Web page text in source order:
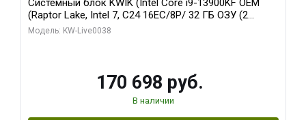
Системный блок KWIK (Intel Core i9-13900KF OEM
(Raptor Lake, Intel 7, C24 16EC/8P/ 32 ГБ ОЗУ (2
модуля)/ Gigabyte RX9070XT GAMING OC 16GB GDDR6
Модель: KW-Live0038
170 698 руб.
В наличии